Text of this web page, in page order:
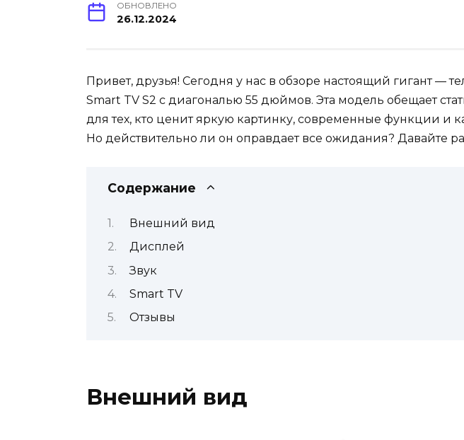
ОБНОВЛЕНО
26.12.2024
Привет, друзья! Сегодня у нас в обзоре настоящий гигант —
Smart TV S2 с диагональю 55 дюймов. Эта модель обещает
для тех, кто ценит яркую картинку, современные функции и
Но действительно ли он оправдает все ожидания? Давайте
Содержание
Внешний вид
Дисплей
Звук
Smart TV
Отзывы
Внешний вид